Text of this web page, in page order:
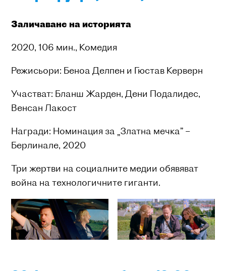
Заличаване на историята
2020, 106 мин., Комедия
Режисьори: Беноа Делпен и Гюстав Керверн
Участват: Бланш Жарден, Дени Подалидес,
Венсан Лакост
Награди: Номинация за „Златна мечка” –
Берлинале, 2020
Три жертви на социалните медии обявяват
война на технологичните гиганти.